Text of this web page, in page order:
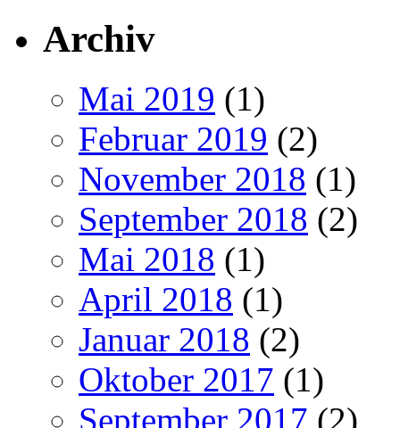
Archiv
Mai 2019 (1)
Februar 2019 (2)
November 2018 (1)
September 2018 (2)
Mai 2018 (1)
April 2018 (1)
Januar 2018 (2)
Oktober 2017 (1)
September 2017 (2)